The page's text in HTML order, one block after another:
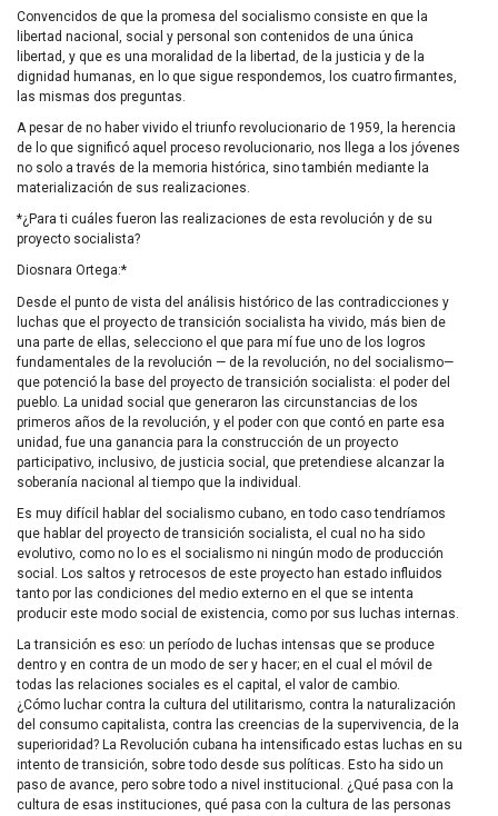
Convencidos de que la promesa del socialismo consiste en que la
libertad nacional, social y personal son contenidos de una única
libertad, y que es una moralidad de la libertad, de la justicia y de la
dignidad humanas, en lo que sigue respondemos, los cuatro firmantes,
las mismas dos preguntas.
A pesar de no haber vivido el triunfo revolucionario de 1959, la herencia
de lo que significó aquel proceso revolucionario, nos llega a los jóvenes
no solo a través de la memoria histórica, sino también mediante la
materialización de sus realizaciones.
*¿Para ti cuáles fueron las realizaciones de esta revolución y de su
proyecto socialista?
Diosnara Ortega:*
Desde el punto de vista del análisis histórico de las contradicciones y
luchas que el proyecto de transición socialista ha vivido, más bien de
una parte de ellas, selecciono el que para mí fue uno de los logros
fundamentales de la revolución — de la revolución, no del socialismo—
que potenció la base del proyecto de transición socialista: el poder del
pueblo. La unidad social que generaron las circunstancias de los
primeros años de la revolución, y el poder con que contó en parte esa
unidad, fue una ganancia para la construcción de un proyecto
participativo, inclusivo, de justicia social, que pretendiese alcanzar la
soberanía nacional al tiempo que la individual.
Es muy difícil hablar del socialismo cubano, en todo caso tendríamos
que hablar del proyecto de transición socialista, el cual no ha sido
evolutivo, como no lo es el socialismo ni ningún modo de producción
social. Los saltos y retrocesos de este proyecto han estado influidos
tanto por las condiciones del medio externo en el que se intenta
producir este modo social de existencia, como por sus luchas internas.
La transición es eso: un período de luchas intensas que se produce
dentro y en contra de un modo de ser y hacer; en el cual el móvil de
todas las relaciones sociales es el capital, el valor de cambio.
¿Cómo luchar contra la cultura del utilitarismo, contra la naturalización
del consumo capitalista, contra las creencias de la supervivencia, de la
superioridad? La Revolución cubana ha intensificado estas luchas en su
intento de transición, sobre todo desde sus políticas. Esto ha sido un
paso de avance, pero sobre todo a nivel institucional. ¿Qué pasa con la
cultura de esas instituciones, qué pasa con la cultura de las personas